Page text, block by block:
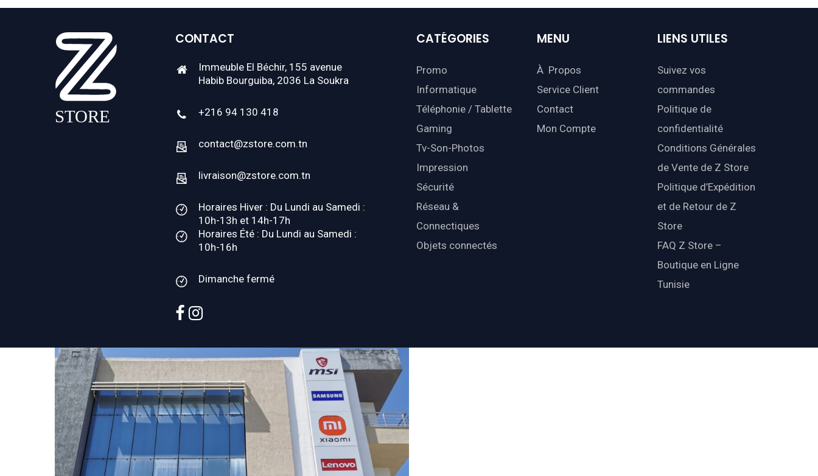
CONTACT
Immeuble El Béchir, 155 avenue
Habib Bourguiba, 2036 La Soukra
+216 94 130 418
contact@zstore.com.tn
livraison@zstore.com.tn
Horaires Hiver : Du Lundi au Samedi :
10h-13h et 14h-17h
Horaires Été : Du Lundi au Samedi :
10h-16h
Dimanche fermé
facebook
instagram
CATÉGORIES
Promo
Informatique
Téléphonie / Tablette
Gaming
Tv-Son-Photos
Impression
Sécurité
Réseau &
Connectiques
Objets connectés
MENU
À Propos
Service Client
Contact
Mon Compte
LIENS UTILES
Suivez vos
commandes
Politique de
confidentialité
Conditions Générales
de Vente de Z Store
Politique d’Expédition
et de Retour de Z
Store
FAQ Z Store –
Boutique en Ligne
Tunisie